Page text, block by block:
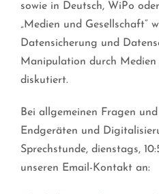
sowie in Deutsch, WiPo
„Medien und Gesellschaft“
Datensicherung und
Manipulation durch
diskutiert.
Bei allgemeinen Fragen
Endgeräten und
Sprechstunde, dienstags,
unseren Email-Kontakt an: